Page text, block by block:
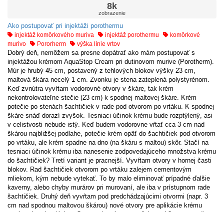
8k
zobrazenie
Ako postupovať pri injektáži porothermu
injektáž komôrkového muriva injektáž porothermu
komôrkové
murivo
Pororherm výška línie vrtov
Dobrý deň, nemôžem sa presne dopátrať ako mám postupovať s
injektážou krémom AquaStop Cream pri dutinovom murive (Porotherm).
Múr je hrubý 45 cm, postavený z tehlových blokov výšky 23 cm,
maltová škára necelý 1 cm. Zvonku je stena zateplená polystyrénom.
Keď zvnútra vyvŕtam vodorovné otvory v škáre, tak krém
nekontrolovateľne stečie (23 cm) k spodnej maltovej škáre. Krém
potečie po stenách šachtičiek v rade pod otvorom po vrtáku. K spodnej
škáre snáď dorazí zvyšok. Tesniaci účinok krému bude rozptýlený, asi
v celistvosti nebude istý. Keď budem vodorovne vŕtať cca 3 cm nad
škárou najbližšej podlahe, potečie krém opäť do šachtičiek pod otvorom
po vrtáku, ale krém spadne na dno (na škáru s maltou) skôr. Stačí na
tesniaci účinok krému iba nanesenie zodpovedajúceho množstva krému
do šachtičiek? Tretí variant je pracnejší. Vyvŕtam otvory v hornej časti
blokov. Rad šachtičiek otvorom po vrtáku zalejem cementovým
mliekom, kým nebude vytekať. To by malo eliminovať prípadné ďalšie
kaverny, alebo chyby murárov pri murovaní, ale iba v prístupnom rade
šachtičiek. Druhý deň vyvŕtam pod predchádzajúcimi otvormi (napr. 3
cm nad spodnou maltovou škárou) nové otvory pre aplikácie krému